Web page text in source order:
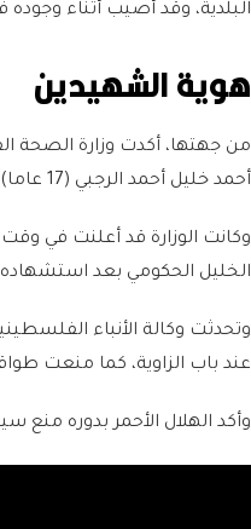
البلدية، وقد أصيب أثناء
هوية الشهيدين
من جهتها، أكدت وزارة الصحة
أحمد خليل أحمد الرجبي (17 عاما) إثر إصابته برصاص جيش الاحتلال في باب الزاوية.
الخليل الحكومي بعد
وتحدثت وكالة الأنباء
عند باب الزاوية، كما منعت
وأكد الهلال الأحمر بدوره